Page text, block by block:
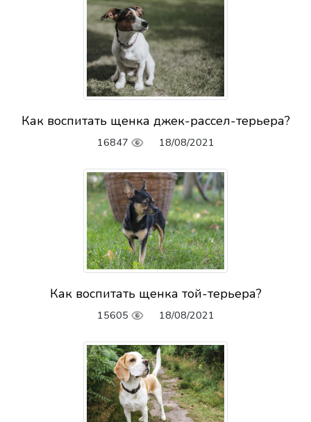
Как воспитать щенка джек-рассел-терьера?
16847 18/08/2021
Как воспитать щенка той-терьера?
15605 18/08/2021